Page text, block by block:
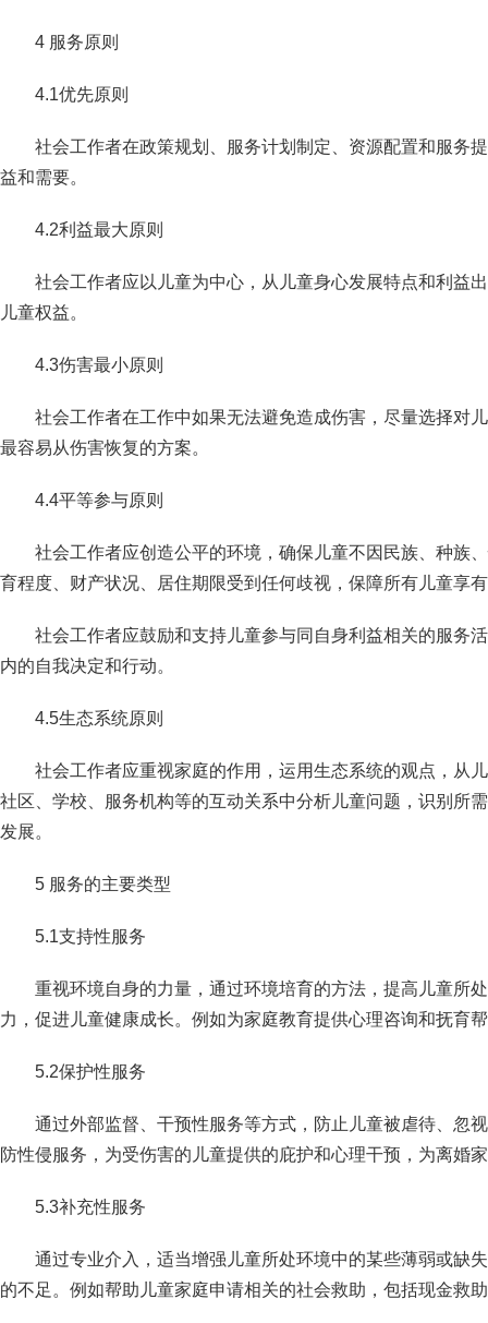
4 服务原则
4.1优先原则
社会工作者在政策规划、服务计划制定、资源配置和服务
益和需要。
4.2利益最大原则
社会工作者应以儿童为中心，从儿童身心发展特点和利益
儿童权益。
4.3伤害最小原则
社会工作者在工作中如果无法避免造成伤害，尽量选择对
最容易从伤害恢复的方案。
4.4平等参与原则
社会工作者应创造公平的环境，确保儿童不因民族、种族
育程度、 财产状况、居住期限受到任何歧视，保障所有儿童享
社会工作者应鼓励和支持儿童参与同自身利益相关的服务
内的自我决定和行动。
4.5生态系统原则
社会工作者应重视家庭的作用，运用生态系统的观点，从
社区、 学校、服务机构等的互动关系中分析儿童问题，识别所
发展。
5 服务的主要类型
5.1支持性服务
重视环境自身的力量，通过环境培育的方法，提高儿童所
力，促进 儿童健康成长。例如为家庭教育提供心理咨询和抚育
5.2保护性服务
通过外部监督、干预性服务等方式，防止儿童被虐待、忽
防性侵服务，为受伤害的儿童提供的庇护和心理干预，为离婚
5.3补充性服务
通过专业介入，适当增强儿童所处环境中的某些薄弱或缺
的不足。 例如帮助儿童家庭申请相关的社会救助，包括现金救